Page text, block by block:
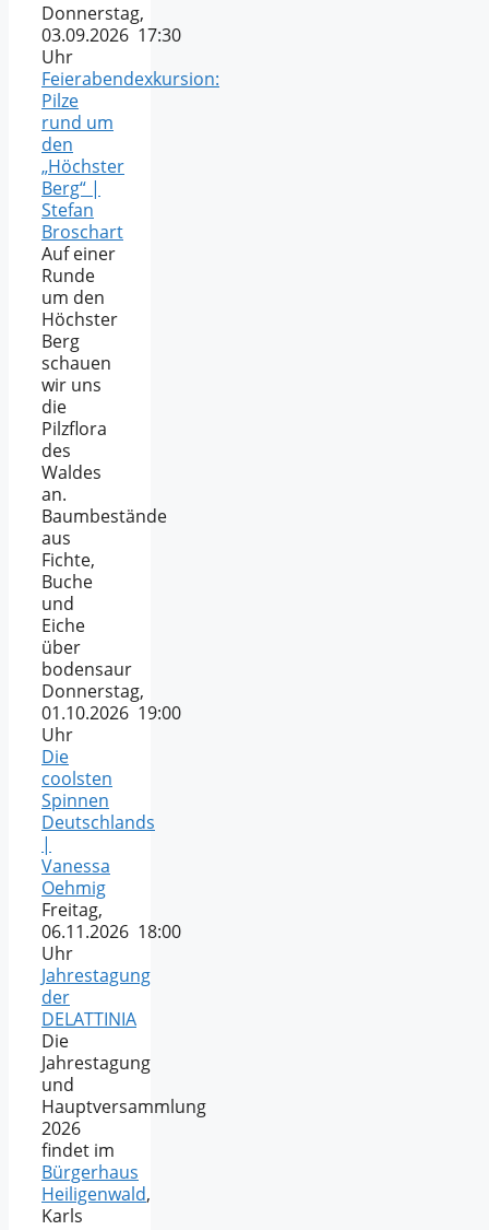
Donnerstag,
03.09.2026 17:30
Uhr
Feierabendexkursion:
Pilze
rund um
den
„Höchster
Berg“ |
Stefan
Broschart
Auf einer
Runde
um den
Höchster
Berg
schauen
wir uns
die
Pilzflora
des
Waldes
an.
Baumbestände
aus
Fichte,
Buche
und
Eiche
über
bodensaur
Donnerstag,
01.10.2026 19:00
Uhr
Die
coolsten
Spinnen
Deutschlands
|
Vanessa
Oehmig
Freitag,
06.11.2026 18:00
Uhr
Jahrestagung
der
DELATTINIA
Die
Jahrestagung
und
Hauptversammlung
2026
findet im
Bürgerhaus
Heiligenwald,
Karls